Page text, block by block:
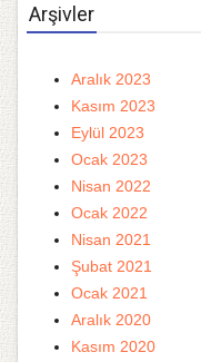
Arşivler
Aralık 2023
Kasım 2023
Eylül 2023
Ocak 2023
Nisan 2022
Ocak 2022
Nisan 2021
Şubat 2021
Ocak 2021
Aralık 2020
Kasım 2020